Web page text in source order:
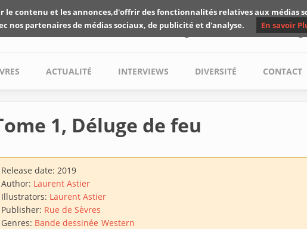
Les critiques de
ACTUALITÉ INTERVIEWS DIVERSITÉ CONTACT
1, Déluge de feu
Release date: 2019
Author: Laurent Astier
Illustrators: Laurent Astier
Publisher: Rue de Sèvres
Genres: Bande dessinée Western
le contenu et les annonces,d'offrir des fonctionnalités relatives aux médias
partenaires de médias sociaux, de publicité et d'analyse.
En savoir